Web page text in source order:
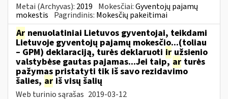
Metai (Archyvas): 2019 Mokesčiai:Gyventojų pajamų
mokestis Pagrindinis: Mokesčių pakeitimai
Ar nenuolatiniai Lietuvos gyventojai, teikdami
Lietuvoje gyventojų pajamų mokesčio...(toliau
– GPM) deklaraciją, turės deklaruoti ir užsienio
valstybėse gautas pajamas...Jei taip,ar turės
pažymas pristatyti tik iš savo rezidavimo
šalies, ar iš visų šalių
Web turinio sąrašas 2019-03-12